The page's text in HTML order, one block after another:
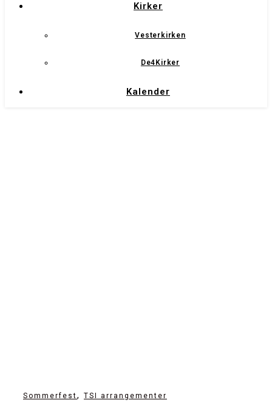
Kirker
Vesterkirken
De4Kirker
Kalender
Sommerfest, TSI arrangementer